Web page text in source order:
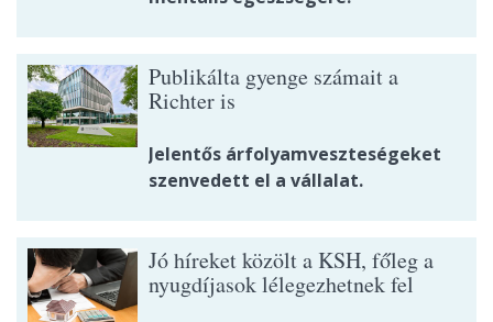
Publikálta gyenge számait a
Richter is
Jelentős árfolyamveszteségeket
szenvedett el a vállalat.
Jó híreket közölt a KSH, főleg a
nyugdíjasok lélegezhetnek fel